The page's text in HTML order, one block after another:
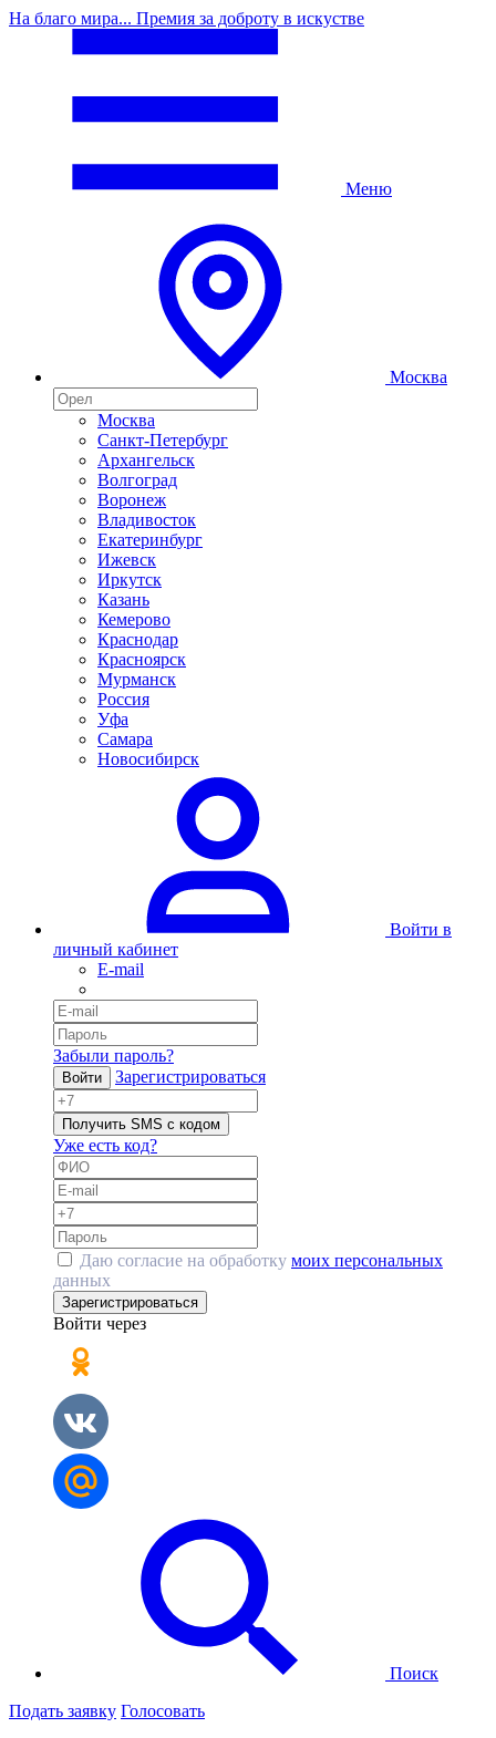
На благо мира... Премия за доброту в искустве
Меню
Москва
Москва
Санкт-Петербург
Архангельск
Волгоград
Воронеж
Владивосток
Екатеринбург
Ижевск
Иркутск
Казань
Кемерово
Краснодар
Красноярск
Мурманск
Россия
Уфа
Самара
Новосибирск
Войти в
личный кабинет
E-mail
Забыли пароль?
Войти Зарегистрироваться
Получить SMS с кодом
Уже есть код?
Даю согласие на обработку моих персональных
данных
Зарегистрироваться
Войти через
Поиск
Подать заявку Голосовать